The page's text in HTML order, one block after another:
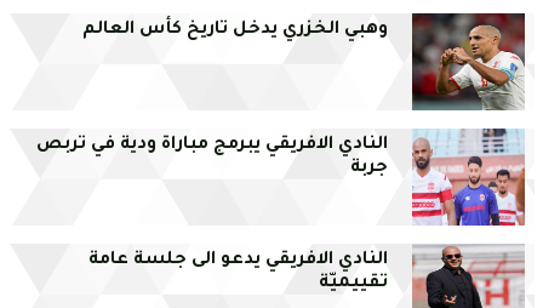
وهبي الخزري يدخل تاريخ كأس العالم
النادي الافريقي يبرمج مباراة ودية في تربص
جربة
النادي الافريقي يدعو الى جلسة عامة
تقييميّة